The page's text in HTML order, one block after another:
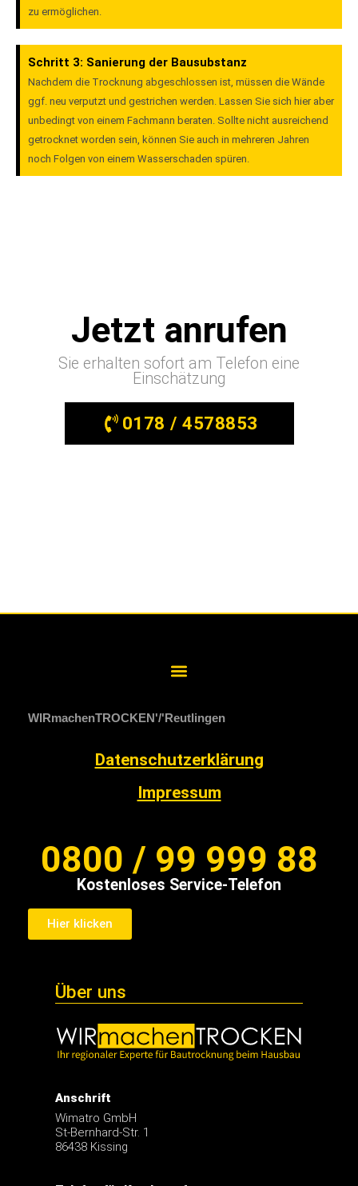
zu ermöglichen.
Schritt 3: Sanierung der Bausubstanz
Nachdem die Trocknung abgeschlossen ist, müssen die Wände
ggf. neu verputzt und gestrichen werden. Lassen Sie sich hier aber
unbedingt von einem Fachmann beraten. Sollte nicht ausreichend
getrocknet worden sein, können Sie auch in mehreren Jahren
noch Folgen von einem Wasserschaden spüren.
Jetzt anrufen
Sie erhalten sofort am Telefon eine
Einschätzung
0178 / 4578853
WIRmachenTROCKEN Reutlingen
Datenschutzerklärung
Impressum
0800 / 99 999 88
Kostenloses Service-Telefon
Hier klicken
Über uns
Anschrift
Wimatro GmbH
St-Bernhard-Str. 1
86438 Kissing